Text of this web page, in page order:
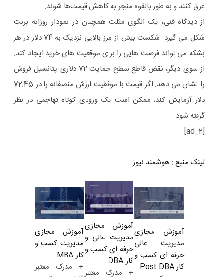
غرق کنند و به طور بالقوه منجر به کاهش قیمت‌ها شوند.
از دیدگاه فنی، یک الگوی مثلث همچنان در نمودار روزانه برنت
شکل می گیرد. شکست بیش از مرز بالایی نزدیک به 74 دلار در هر
بشکه می تواند فرصت هایی را برای موقعیت های خرید ایجاد کند.
از سوی دیگر، نقض قاطع سطح حمایت 72 دلاری پتانسیل فروش
را نشان می دهد. اگر قیمت با موفقیت ارزش منصفانه را در 72.45
دلار آزمایش کند، ممکن است یک ورودی کوتاه تهاجمی در نظر
گرفته شود.
[ad_2]
لینک منبع : هوشمند نیوز
آموزش مجازی
مدیریت عالی
حرفه ای کسب و
کار Post DBA
آموزش مجازی
مدیریت عالی و
حرفه ای کسب و
کار DBA
+ مدرک معتبر
آموزش مجازی
مدیریت کسب و
کار MBA
+ مدرک معتبر